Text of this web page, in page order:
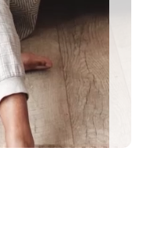
den perfekten
hundeurlaub.de eine